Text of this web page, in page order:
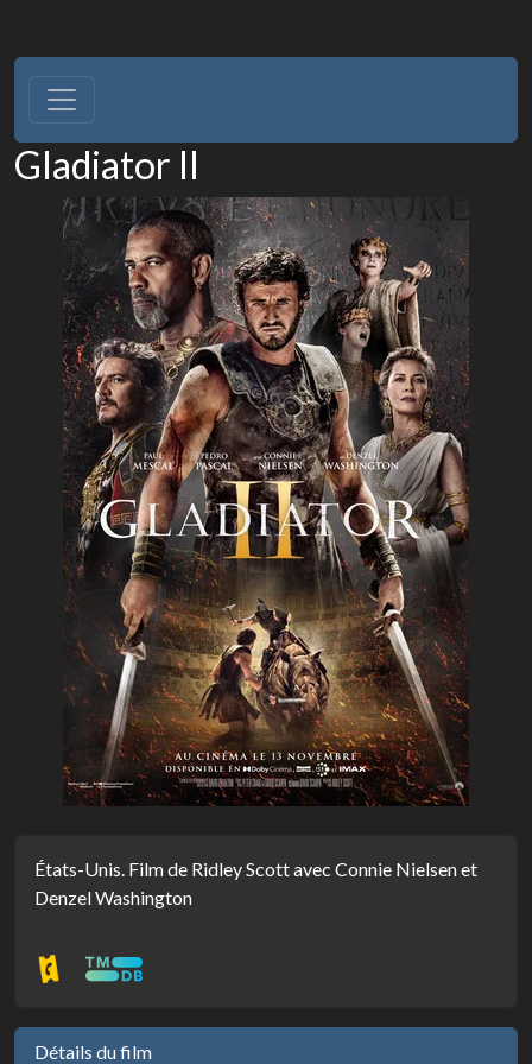
Gladiator II
États-Unis. Film de Ridley Scott avec Connie Nielsen et
Denzel Washington
Détails du film